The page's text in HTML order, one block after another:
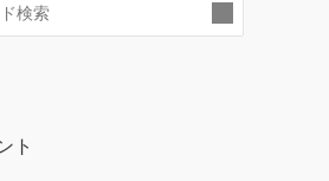
ト